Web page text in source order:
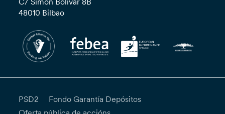
48010 Bilbao
PSD2
Fondo Garantía Depósitos